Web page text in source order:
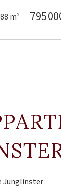
88 m² 795
Junglinster